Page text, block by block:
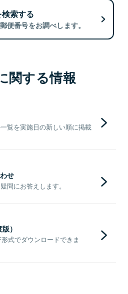
索する
便番号をお調べします。
関する情報
覧を実施日の新しい順に掲載
せ
問にお答えします。
）
式でダウンロードできま